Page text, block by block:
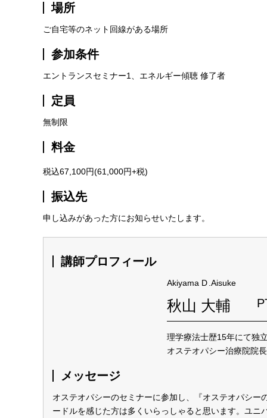
場所
ご自宅等のネット回線がある場所
参加条件
エントランスセミナー1、エネルギー傾聴 修了者
定員
無制限
料金
税込67,100円(61,000円+税)
振込先
申し込みがあった方にお知らせいたします。
講師プロフィール
Akiyama D .Aisuke
秋山 大輔
理学療法士歴15年にて独
オステオパシー治療院院
メッセージ
オステオパシーのセミナーに参加し、『オステオパシ
ードルを感じた方は多くいらっしゃると思います。ユ